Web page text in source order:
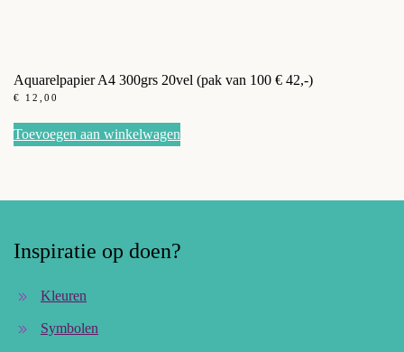
Aquarelpapier A4 300grs 20vel (pak van 100 € 42,-)
€ 12,00
Toevoegen aan winkelwagen
Inspiratie op doen?
Kleuren
Symbolen